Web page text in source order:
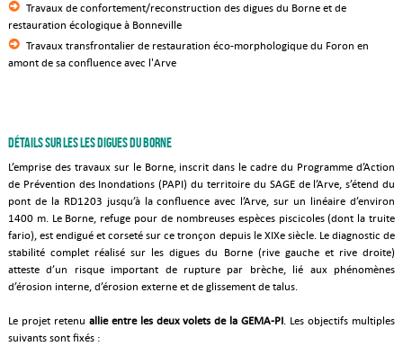
Travaux de confortement/reconstruction des digues du Borne et de
restauration écologique à Bonneville
Travaux transfrontalier de restauration éco-morphologique du Foron en
amont de sa confluence avec l'Arve
Détails sur les les digues du Borne
L’emprise des travaux sur le Borne, inscrit dans le cadre du Programme d’Action
de Prévention des Inondations (PAPI) du territoire du SAGE de l’Arve, s’étend du
pont de la RD1203 jusqu’à la confluence avec l’Arve, sur un linéaire d’environ
1400 m. Le Borne, refuge pour de nombreuses espèces piscicoles (dont la truite
fario), est endigué et corseté sur ce tronçon depuis le XIXe siècle. Le diagnostic de
stabilité complet réalisé sur les digues du Borne (rive gauche et rive droite)
atteste d’un risque important de rupture par brèche, lié aux phénomènes
d’érosion interne, d’érosion externe et de glissement de talus.
Le projet retenu allie entre les deux volets de la GEMA-PI. Les objectifs multiples
suivants sont fixés :